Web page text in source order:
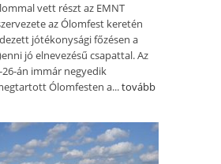
vett részt az EMNT
az Ólomfest keretén
jótékonysági főzésen a
jó elnevezésű csapattal. Az
án immár negyedik
Ólomfesten a...tovább